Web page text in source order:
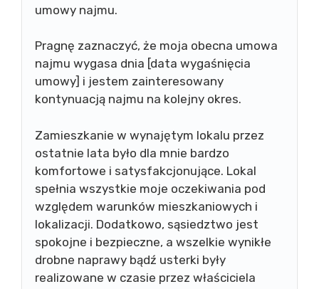
umowy najmu.
Pragnę zaznaczyć, że moja obecna umowa
najmu wygasa dnia [data wygaśnięcia
umowy] i jestem zainteresowany
kontynuacją najmu na kolejny okres.
Zamieszkanie w wynajętym lokalu przez
ostatnie lata było dla mnie bardzo
komfortowe i satysfakcjonujące. Lokal
spełnia wszystkie moje oczekiwania pod
względem warunków mieszkaniowych i
lokalizacji. Dodatkowo, sąsiedztwo jest
spokojne i bezpieczne, a wszelkie wynikłe
drobne naprawy bądź usterki były
realizowane w czasie przez właściciela